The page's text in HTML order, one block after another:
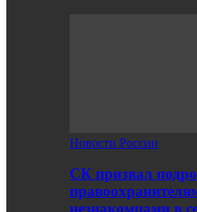
Новости России
СК призвал
незнакомцами в